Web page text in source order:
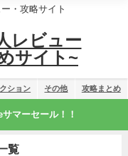
・攻略サイト
レビュー
サイト~
ション その他 攻略まとめ
マーセール！！
覧